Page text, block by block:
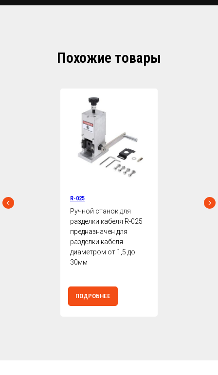
Похожие товары
R-025
Ручной станок для
разделки кабеля R-025
предназначен для
разделки кабеля
диаметром от 1,5 до
30мм
ПОДРОБНЕЕ